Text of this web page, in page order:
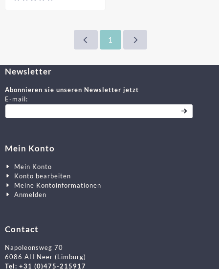
1
Newsletter
Abonnieren sie unseren Newsletter jetzt
E-mail:
Mein Konto
Mein Konto
Konto bearbeiten
Meine Kontoinformationen
Anmelden
Contact
Napoleonsweg 70
6086 AH Neer (Limburg)
Tel: +31 (0)475-215917